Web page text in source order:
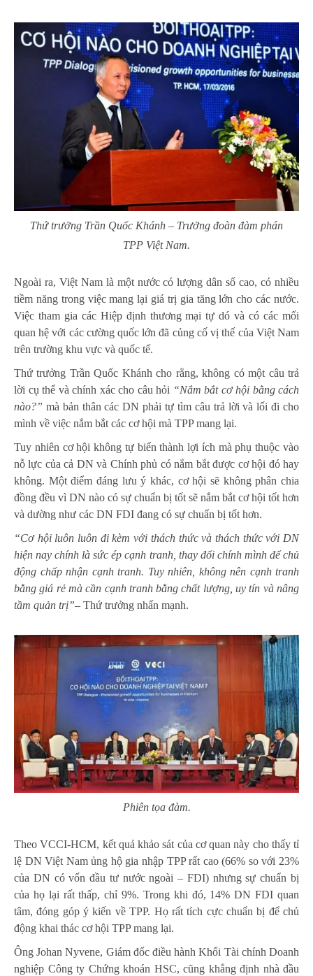
Thứ trưởng Trần Quốc Khánh – Trưởng đoàn đàm phán
TPP Việt Nam.
Ngoài ra, Việt Nam là một nước có lượng dân số cao, có nhiều
tiềm năng trong việc mang lại giá trị gia tăng lớn cho các nước.
Việc tham gia các Hiệp định thương mại tự dó và có các mối
quan hệ với các cường quốc lớn đã củng cố vị thế của Việt Nam
trên trường khu vực và quốc tế.
Thứ trưởng Trần Quốc Khánh cho rằng, không có một câu trả
lời cụ thể và chính xác cho câu hỏi “Nắm bắt cơ hội bằng cách
nào?” mà bản thân các DN phải tự tìm câu trả lời và lối đi cho
mình về việc nắm bắt các cơ hội mà TPP mang lại.
Tuy nhiên cơ hội không tự biến thành lợi ích mà phụ thuộc vào
nỗ lực của cả DN và Chính phủ có nắm bắt được cơ hội đó hay
không. Một điểm đáng lưu ý khác, cơ hội sẽ không phân chia
đồng đều vì DN nào có sự chuẩn bị tốt sẽ nắm bắt cơ hội tốt hơn
và dường như các DN FDI đang có sự chuẩn bị tốt hơn.
“Cơ hội luôn luôn đi kèm với thách thức và thách thức với DN
hiện nay chính là sức ép cạnh tranh, thay đổi chính mình để chủ
động chấp nhận cạnh tranh. Tuy nhiên, không nên cạnh tranh
bằng giá rẻ mà cần cạnh tranh bằng chất lượng, uy tín và nâng
tầm quản trị”– Thứ trưởng nhấn mạnh.
Phiên tọa đàm.
Theo VCCI-HCM, kết quả khảo sát của cơ quan này cho thấy tỉ
lệ DN Việt Nam ủng hộ gia nhập TPP rất cao (66% so với 23%
của DN có vốn đầu tư nước ngoài – FDI) nhưng sự chuẩn bị
của họ lại rất thấp, chỉ 9%. Trong khi đó, 14% DN FDI quan
tâm, đóng góp ý kiến về TPP. Họ rất tích cực chuẩn bị để chủ
động khai thác cơ hội TPP mang lại.
Ông Johan Nyvene, Giám đốc điều hành Khối Tài chính Doanh
nghiệp Công ty Chứng khoán HSC, cũng khẳng định nhà đầu